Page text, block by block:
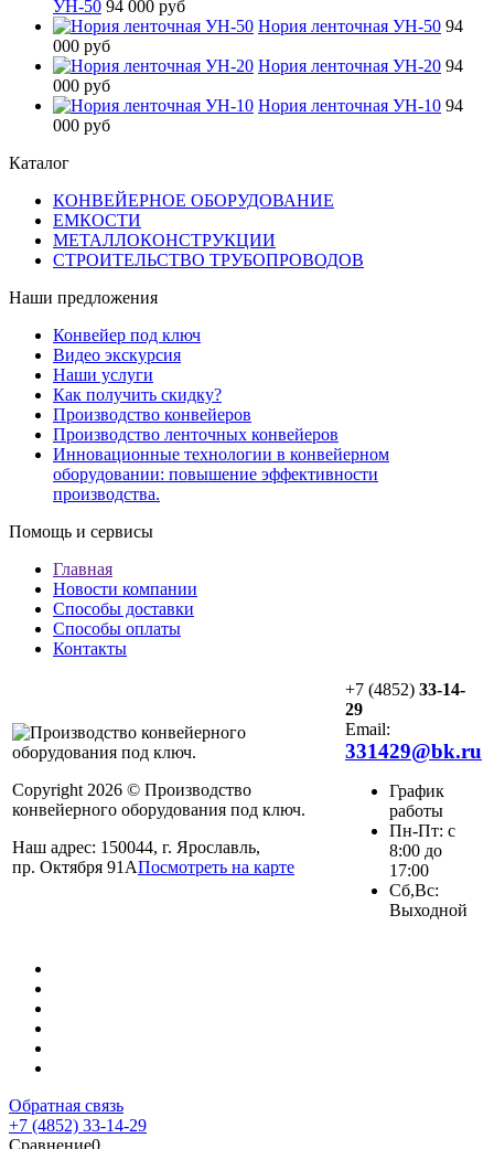
УН-50 94 000 руб
Нория ленточная УН-50 94
000 руб
Нория ленточная УН-20 94
000 руб
Нория ленточная УН-10 94
000 руб
Каталог
КОНВЕЙЕРНОЕ ОБОРУДОВАНИЕ
ЕМКОСТИ
МЕТАЛЛОКОНСТРУКЦИИ
СТРОИТЕЛЬСТВО ТРУБОПРОВОДОВ
Наши предложения
Конвейер под ключ
Видео экскурсия
Наши услуги
Как получить скидку?
Производство конвейеров
Производство ленточных конвейеров
Инновационные технологии в конвейерном
оборудовании: повышение эффективности
производства.
Помощь и сервисы
Главная
Новости компании
Способы доставки
Способы оплаты
Контакты
Copyright 2026 © Производство
конвейерного оборудования под ключ.
Наш адрес: 150044, г. Ярославль,
пр. Октября 91АПосмотреть на карте
+7 (4852) 33-14-
29
Email:
331429@bk.ru
График
работы
Пн-Пт: с
8:00 до
17:00
Сб,Вс:
Выходной
Обратная связь
+7 (4852) 33-14-29
Сравнение0